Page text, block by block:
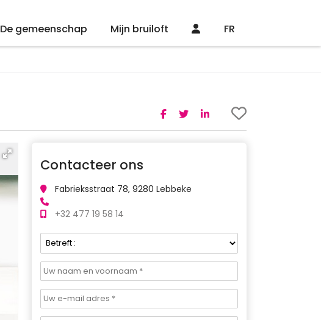
De gemeenschap Mijn bruiloft FR
Contacteer ons
Fabrieksstraat 78, 9280 Lebbeke
+32 477 19 58 14